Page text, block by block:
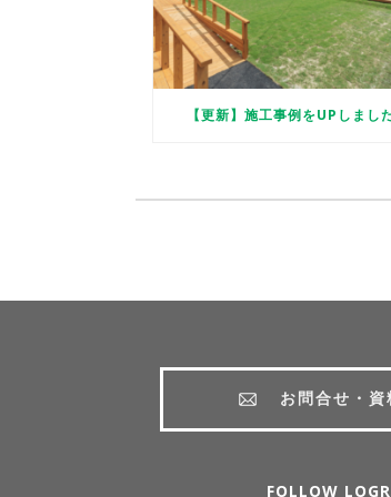
【更新】施工事例をUPしまし
お問合せ・資
FOLLOW